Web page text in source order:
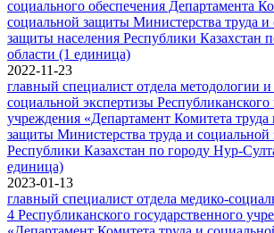
социального обеспечения Департамента
социальной защиты Министерства труда и
защиты населения Республики Казахстан
области (1 единица)
2022-11-23
главный специалист отдела методологии
социальной экспертизы Республиканского
учреждения «Департамент Комитета труда
защиты Министерства труда и
Республики Казахстан по городу Нур-
единица)
2023-01-13
главный специалист отдела медико-
4 Республиканского государственного